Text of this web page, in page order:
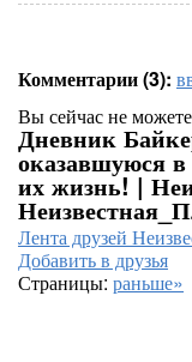
Комментарии (3):
Вы сейчас не
Дневник
оказавшуюся
их жизнь! |
Лента друзей
Добавить в друзья
Страницы: раньше»